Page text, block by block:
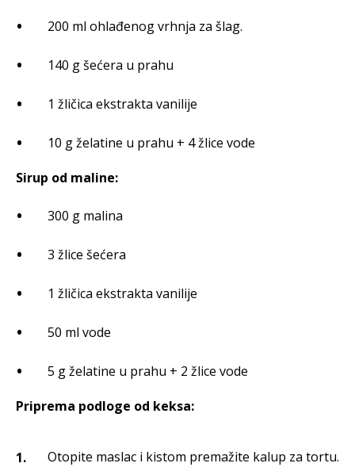
200 ml ohlađenog vrhnja za šlag.
140 g šećera u prahu
1 žličica ekstrakta vanilije
10 g želatine u prahu + 4 žlice vode
Sirup od maline:
300 g malina
3 žlice šećera
1 žličica ekstrakta vanilije
50 ml vode
5 g želatine u prahu + 2 žlice vode
Priprema podloge od keksa:
Otopite maslac i kistom premažite kalup za tortu.